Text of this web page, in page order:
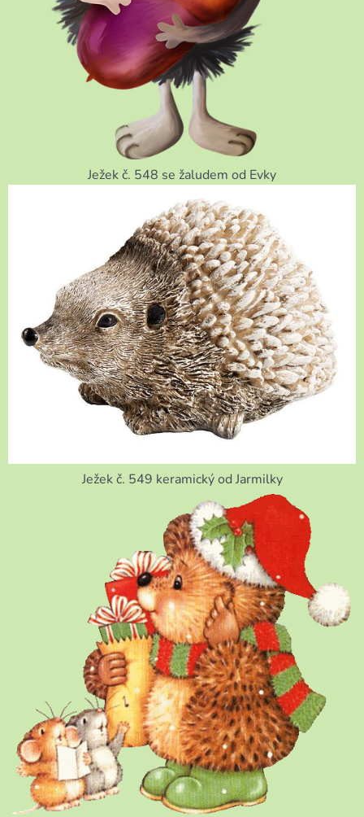
Ježek č. 548 se žaludem od Evky
Ježek č. 549 keramický od Jarmilky